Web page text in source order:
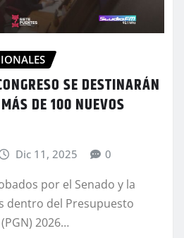
SE DESTINARÁN
DE 100 NUEVOS
Dic 11, 2025 0
por el Senado y la
dentro del Presupuesto
2026…